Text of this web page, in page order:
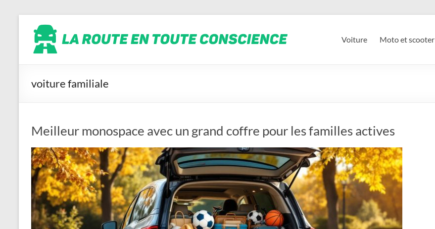
contenu
La
route
en
conscience
Voiture Moto et scooter
voiture familiale
Meilleur monospace avec un grand coffre pour les familles actives